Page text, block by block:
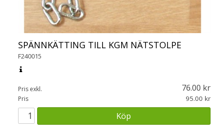
SPÄNNKÄTTING TILL KGM NÄTSTOLPE
F240015
Pris exkl. 76.00
Pris 95.00
Köp